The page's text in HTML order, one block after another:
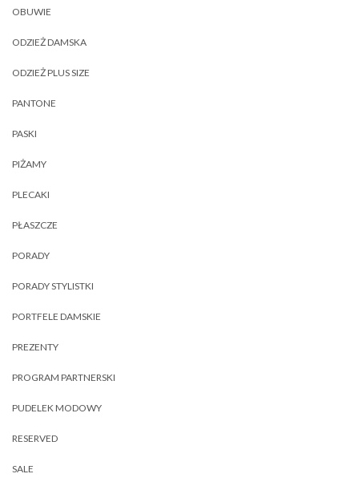
OBUWIE
ODZIEŻ DAMSKA
ODZIEŻ PLUS SIZE
PANTONE
PASKI
PIŻAMY
PLECAKI
PŁASZCZE
PORADY
PORADY STYLISTKI
PORTFELE DAMSKIE
PREZENTY
PROGRAM PARTNERSKI
PUDELEK MODOWY
RESERVED
SALE